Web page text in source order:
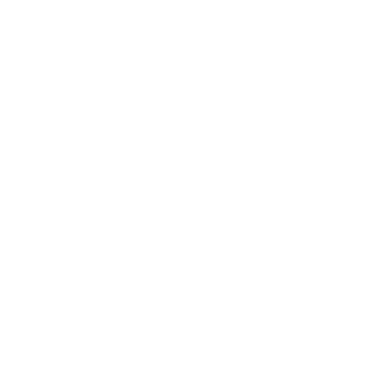
à un ami
page
question à l'auteur
votre photo de cette